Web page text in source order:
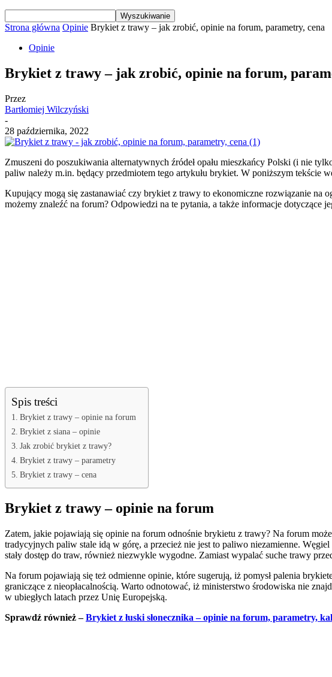
Strona główna Opinie Brykiet z trawy – jak zrobić, opinie na forum, parametry, cena
Opinie
Brykiet z trawy – jak zrobić, opinie na forum,
Przez
Bartłomiej Wilczyński
-
28 października, 2022
Zmuszeni do poszukiwania alternatywnych źródeł opału mieszkańcy Polski (i nie
paliw należy m.in. będący przedmiotem tego artykułu brykiet. W poniższym tekście
Kupujący mogą się zastanawiać czy brykiet z trawy to ekonomiczne rozwiązanie na
możemy znaleźć na forum? Odpowiedzi na te pytania, a także informacje
Spis treści
Brykiet z trawy – opinie na forum
Brykiet z siana – opinie
Jak zrobić brykiet z trawy?
Brykiet z trawy – parametry
Brykiet z trawy – cena
Brykiet z trawy – opinie na forum
Zatem, jakie pojawiają się opinie na forum odnośnie brykietu z trawy? Na forum
tradycyjnych paliw stale idą w górę, a przecież nie jest to paliwo niezamienne.
stały dostęp do traw, również niezwykle wygodne. Zamiast wypalać suche trawy
Na forum pojawiają się też odmienne opinie, które sugerują, iż pomysł palenia
graniczące z nieopłacalnością. Warto odnotować, iż ministerstwo środowiska nie
w ubiegłych latach przez Unię Europejską.
Sprawdź również –Brykiet z łuski słonecznika – opinie na forum, parametry,